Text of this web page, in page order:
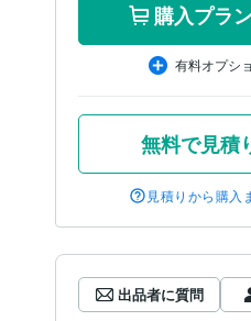
購入プラ
有料オプシ
無料で見積
見積りから購入
出品者に質問